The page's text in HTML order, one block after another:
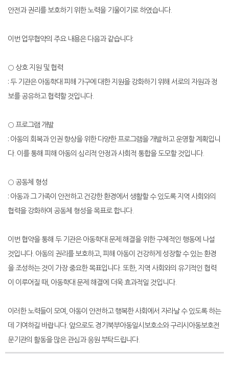
안전과 권리를 보호하기 위한 노력을 기울이기로 하였습니다.
이번 업무협약의 주요 내용은 다음과 같습니다:
○ 상호 지원 및 협력
: 두 기관은 아동학대 피해 가구에 대한 지원을 강화하기 위해 서로의 자원과 정
보를 공유하고 협력할 것입니다.
○ 프로그램 개발
: 아동의 회복과 인권 향상을 위한 다양한 프로그램을 개발하고 운영할 계획입니
다. 이를 통해 피해 아동의 심리적 안정과 사회적 통합을 도모할 것입니다.
○ 공동체 형성
: 아동과 그 가족이 안전하고 건강한 환경에서 생활할 수 있도록 지역 사회와의
협력을 강화하여 공동체 형성을 목표로 합니다.
이번 협약을 통해 두 기관은 아동학대 문제 해결을 위한 구체적인 행동에 나설
것입니다. 아동의 권리를 보호하고, 피해 아동이 건강하게 성장할 수 있는 환경
을 조성하는 것이 가장 중요한 목표입니다. 또한, 지역 사회와의 유기적인 협력
이 이루어질 때, 아동학대 문제 해결에 더욱 효과적일 것입니다.
이러한 노력들이 모여, 아동이 안전하고 행복한 사회에서 자라날 수 있도록 하는
데 기여하길 바랍니다. 앞으로도 경기북부아동일시보호소와 구리시아동보호전
문기관의 활동을 많은 관심과 응원 부탁드립니다.